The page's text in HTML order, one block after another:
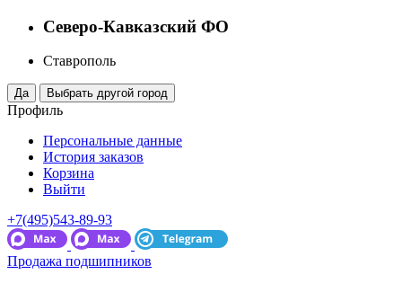
Северо-Кавказский ФО
Ставрополь
Профиль
Персональные данные
История заказов
Корзина
Выйти
+7(495)543-89-93
Продажа подшипников